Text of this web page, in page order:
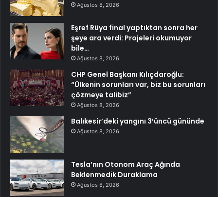
Ağustos 8, 2026
Eşref Rüya final yaptıktan sonra her
şeye ara verdi: Projeleri okumuyor
bile…
Ağustos 8, 2026
CHP Genel Başkanı Kılıçdaroğlu:
“Ülkenin sorunları var, biz bu sorunları
çözmeye talibiz”
Ağustos 8, 2026
Balıkesir’deki yangını 3’üncü gününde
Ağustos 8, 2026
Tesla’nın Otonom Araç Ağında
Beklenmedik Duraklama
Ağustos 8, 2026